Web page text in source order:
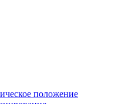
положение